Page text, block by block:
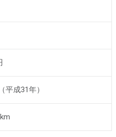
平成31年）